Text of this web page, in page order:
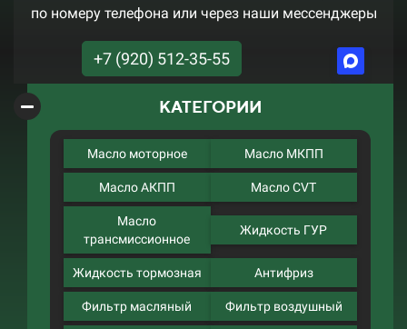
по номеру телефона или через наши мессенджеры
+7 (920) 512-35-55
КАТЕГОРИИ
Масло моторное Масло МКПП
Масло АКПП Масло CVT
Масло
трансмиссионное
Жидкость ГУР
Жидкость тормозная Антифриз
Фильтр масляный Фильтр воздушный